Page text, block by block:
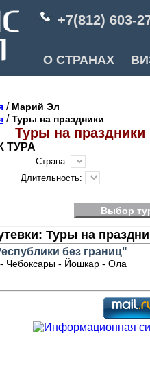
+7(812) 603-
О СТРАНАХ
/ Марий Эл
/Туры на праздники
Туры на
ТУРА
Страна:
Длительность:
Выбор
Туры на
без границ"
- Чебоксары - Йошкар - Ола